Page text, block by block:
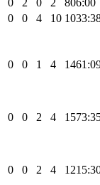
0 0 4 10
0 0 1 4
0 0 2 4
0 0 2 4